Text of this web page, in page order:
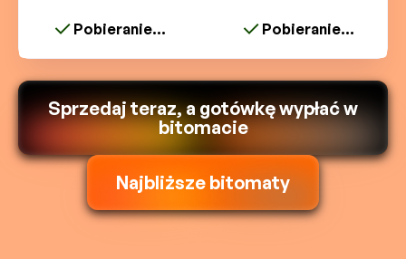
Pobieranie... Pobieranie...
Sprzedaj teraz, a gotówkę wypłać w
bitomacie
Najbliższe bitomaty